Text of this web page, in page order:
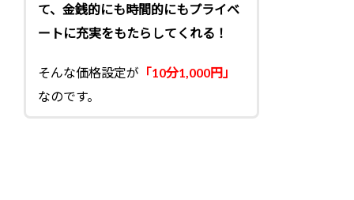
て、 金銭的にも時間的にもプライベ
ートに充実をもたらしてくれる！
そんな価格設定が 「10分1,000円」
なのです。